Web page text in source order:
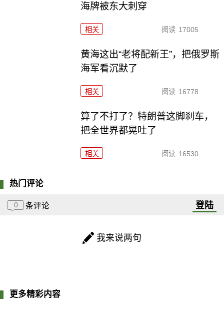
海牌被东大刺穿
相关 阅读 17005
黄海这出“老将配新王”，把俄罗斯
海军看沉默了
相关 阅读 16778
算了不打了？特朗普这脚刹车，
把全世界都晃吐了
相关 阅读 16530
热门评论
0 条评论 登陆
我来说两句
更多精彩内容